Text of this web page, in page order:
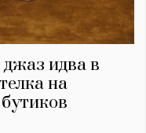
идва в
на